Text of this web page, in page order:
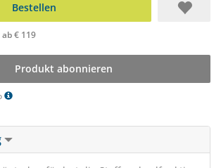
Bestellen
€ 119
Produkt abonnieren